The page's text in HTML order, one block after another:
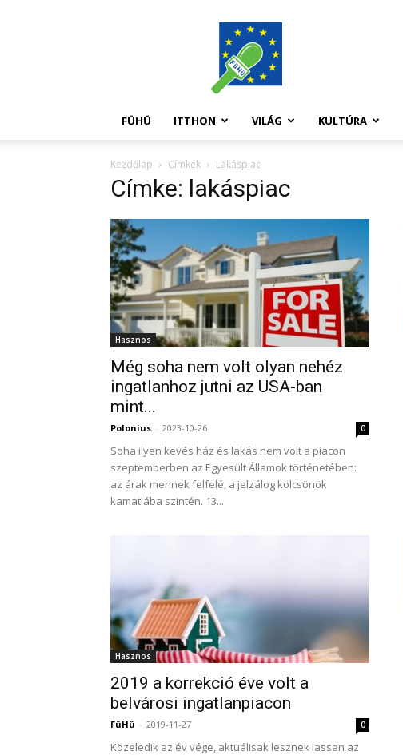
FüHü
FÜHÜ ITTHON VILÁG KULTÚRA
Kezdőlap Címkék Lakáspiac
Címke: lakáspiac
Hasznos
Még soha nem volt olyan nehéz
ingatlanhoz jutni az USA-ban
mint...
Polonius - 2023-10-26 0
Soha ilyen kevés ház és lakás nem volt a piacon
szeptemberben az Egyesült Államok történetében:
az árak mennek felfelé, a jelzálog kölcsönök
kamatlába szintén. 13...
Hasznos
2019 a korrekció éve volt a
belvárosi ingatlanpiacon
FüHü - 2019-11-27 0
Közeledik az év vége, aktuálisak lesznek lassan az